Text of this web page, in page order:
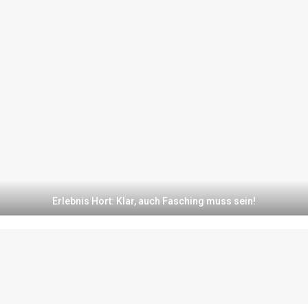
Erlebnis Hort: Klar, auch Fasching muss sein!